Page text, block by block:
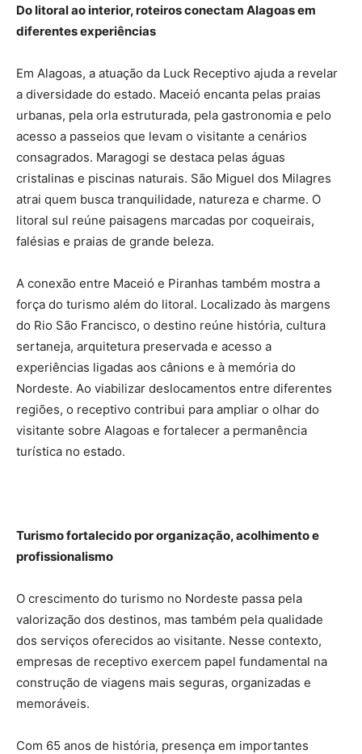
Do litoral ao interior, roteiros conectam Alagoas em
diferentes experiências
Em Alagoas, a atuação da Luck Receptivo ajuda a revelar
a diversidade do estado. Maceió encanta pelas praias
urbanas, pela orla estruturada, pela gastronomia e pelo
acesso a passeios que levam o visitante a cenários
consagrados. Maragogi se destaca pelas águas
cristalinas e piscinas naturais. São Miguel dos Milagres
atrai quem busca tranquilidade, natureza e charme. O
litoral sul reúne paisagens marcadas por coqueirais,
falésias e praias de grande beleza.
A conexão entre Maceió e Piranhas também mostra a
força do turismo além do litoral. Localizado às margens
do Rio São Francisco, o destino reúne história, cultura
sertaneja, arquitetura preservada e acesso a
experiências ligadas aos cânions e à memória do
Nordeste. Ao viabilizar deslocamentos entre diferentes
regiões, o receptivo contribui para ampliar o olhar do
visitante sobre Alagoas e fortalecer a permanência
turística no estado.
Turismo fortalecido por organização, acolhimento e
profissionalismo
O crescimento do turismo no Nordeste passa pela
valorização dos destinos, mas também pela qualidade
dos serviços oferecidos ao visitante. Nesse contexto,
empresas de receptivo exercem papel fundamental na
construção de viagens mais seguras, organizadas e
memoráveis.
Com 65 anos de história, presença em importantes